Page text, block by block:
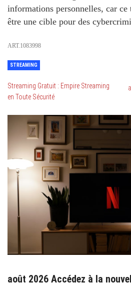
informations personnelles, car
être une cible pour des
ART.1083998
STREAMING
Streaming Gratuit : Empire Streaming
en Toute Sécurité
août 2026 Accédez à la